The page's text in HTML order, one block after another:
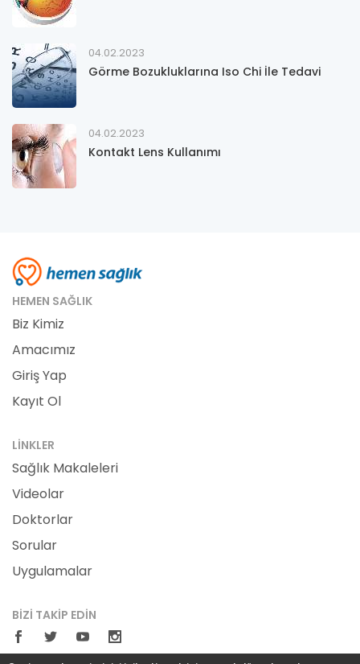
04.02.2023
Görme Bozukluklarına Iso Chi İle Tedavi
04.02.2023
Kontakt Lens Kullanımı
HEMEN SAĞLIK
Biz Kimiz
Amacımız
Giriş Yap
Kayıt Ol
LINKLER
Sağlık Makaleleri
Videolar
Doktorlar
Sorular
Uygulamalar
BIZI TAKIP EDIN